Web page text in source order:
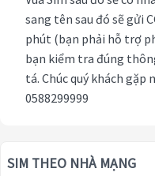
sang tên sau đó sẽ gửi
phút (bạn phải hỗ trợ
bạn kiểm tra đúng
tá. Chúc quý khách gặp
0588299999
SIM THEO NHÀ MẠNG